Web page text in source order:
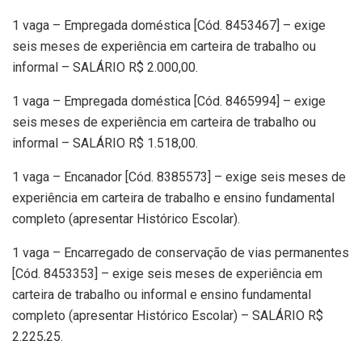
1 vaga – Empregada doméstica [Cód. 8453467] – exige
seis meses de experiência em carteira de trabalho ou
informal – SALÁRIO R$ 2.000,00.
1 vaga – Empregada doméstica [Cód. 8465994] – exige
seis meses de experiência em carteira de trabalho ou
informal – SALÁRIO R$ 1.518,00.
1 vaga – Encanador [Cód. 8385573] – exige seis meses de
experiência em carteira de trabalho e ensino fundamental
completo (apresentar Histórico Escolar).
1 vaga – Encarregado de conservação de vias permanentes
[Cód. 8453353] – exige seis meses de experiência em
carteira de trabalho ou informal e ensino fundamental
completo (apresentar Histórico Escolar) – SALÁRIO R$
2.225,25.